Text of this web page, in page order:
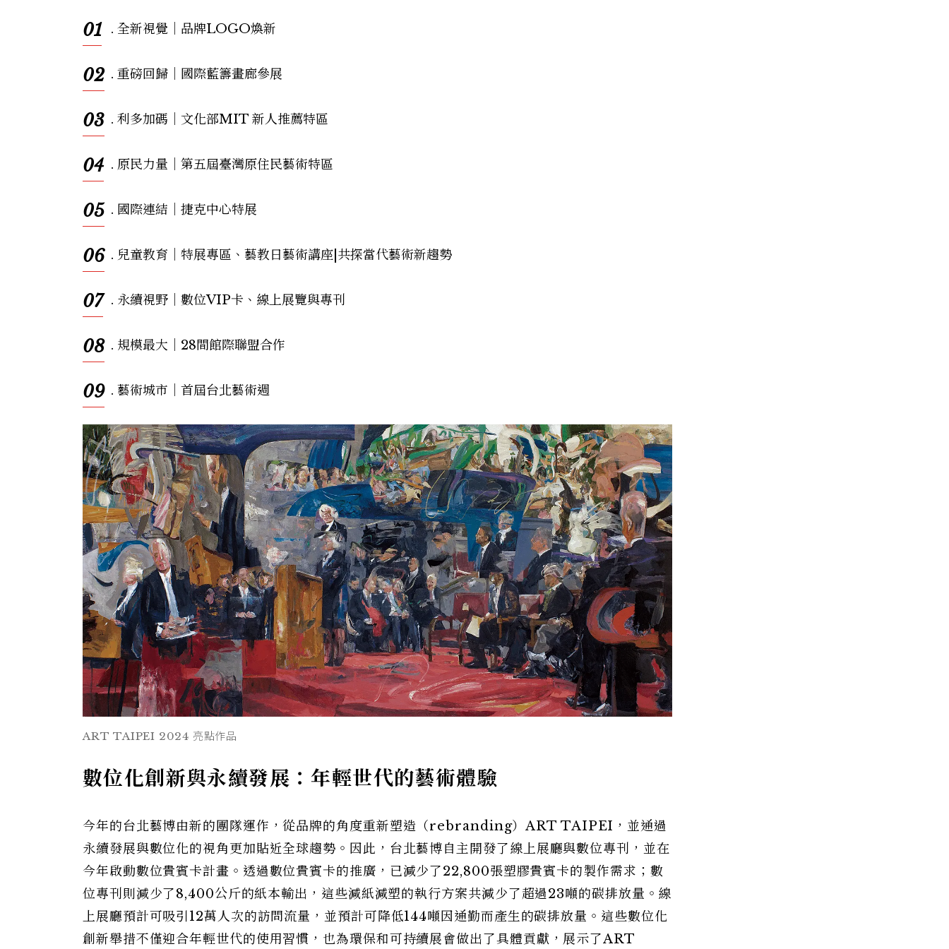
01 . 全新視覺｜品牌LOGO煥新
02 . 重磅回歸｜國際藍籌畫廊參展
03 . 利多加碼｜文化部MIT 新人推薦特區
04 . 原民力量｜第五屆臺灣原住民藝術特區
05 . 國際連結｜捷克中心特展
06 . 兒童教育｜特展專區、藝教日藝術講座|共探當代藝術新趨勢
07 . 永續視野｜數位VIP卡、線上展覽與專刊
08 . 規模最大｜28間館際聯盟合作
09 . 藝術城市｜首屆台北藝術週
ART TAIPEI 2024 亮點作品
數位化創新與永續發展：年輕世代的藝術體驗
今年的台北藝博由新的團隊運作，從品牌的角度重新塑造（rebranding）ART TAIPEI，並通過
永續發展與數位化的視角更加貼近全球趨勢。因此，台北藝博自主開發了線上展廳與數位專刊，並在
今年啟動數位貴賓卡計畫。透過數位貴賓卡的推廣，已減少了22,800張塑膠貴賓卡的製作需求；數
位專刊則減少了8,400公斤的紙本輸出，這些減紙減塑的執行方案共減少了超過23噸的碳排放量。線
上展廳預計可吸引12萬人次的訪問流量，並預計可降低144噸因通勤而產生的碳排放量。這些數位化
創新舉措不僅迎合年輕世代的使用習慣，也為環保和可持續展會做出了具體貢獻，展示了ART